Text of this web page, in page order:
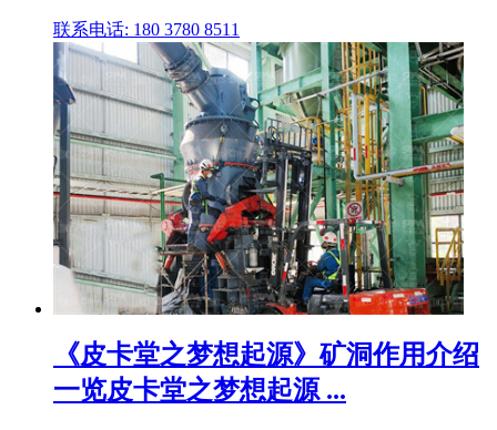
联系电话: 180 3780 8511
《皮卡堂之梦想起源》矿洞作用介绍
一览皮卡堂之梦想起源 ...